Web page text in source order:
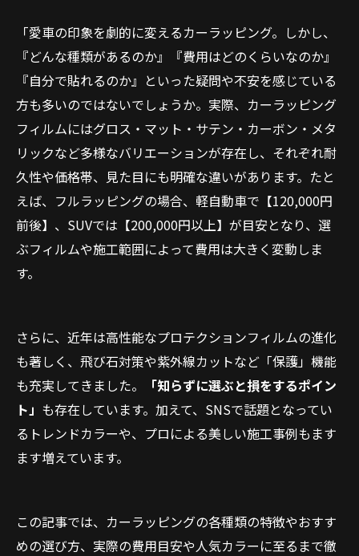
「愛車の印象を劇的に変えるカーラッピング。しかし、
『どんな種類があるのか』『費用はどのくらいなのか』
『自分で貼れるのか』といった疑問や不安を感じている
方も多いのではないでしょうか。実際、カーラッピング
フィルムにはグロス・マット・サテン・カーボン・メタ
リックなど多様なバリエーションが存在し、それぞれ耐
久性や価格帯、見た目にも明確な違いがあります。たと
えば、フルラッピングの場合、軽自動車で【120,000円
前後】、SUVでは【200,000円以上】が目安となり、選
ぶフィルムや施工範囲によって費用は大きく変動しま
す。
さらに、近年は高性能なプロテクションフィルムの進化
も著しく、飛び石対策や紫外線カットなど「保護」機能
も充実してきました。
「知らずに選ぶと損をするポイン
ト」 も存在しています。加えて、SNSで話題となってい
るトレンドカラーや、プロによる美しい施工事例もます
ます増えています。
この記事では、カーラッピングの各種類の特徴やおすす
めの選び方、実際の費用目安や人気カラーに至るまで徹